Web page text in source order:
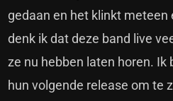
gedaan en het klinkt meteen
denk ik dat deze band live
ze nu hebben laten horen. Ik
hun volgende release om te